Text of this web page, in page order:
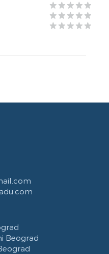
Beograd